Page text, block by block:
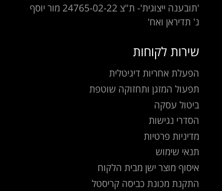
'תובענה ייצוגית'- ת"צ 24765-02-22 מור יוסף
נ' תדיראן ואח'
שירות לקוחות
הפעלת אחריות דיגיטלית
תפעול המזגן ותחזוקה שוטפת
ביטול עסקה
הסדרי נגישות
מדיניות פרטיות
תנאי שימוש
איסוף מוצר ישן מבית הלקוח
התקנת מכונת כביסה קריסטל